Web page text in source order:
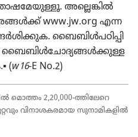
അല്ലെങ്കിൽ
www.jw.org എന്ന
ബൈബിൾപ​ഠി​പ്പി​
ബൈബിൾചോ​ദ്യ​ങ്ങൾക്കുള്ള
(w16-E No.2)
2,20,000-ത്തിലേറെ
വിനാ​ശ​ക​ര​മായ സുനാ​മി​ക​ളിൽ